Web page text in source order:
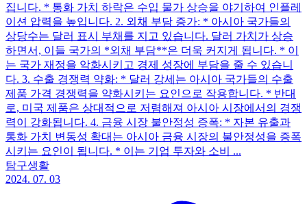
집니다. * 통화 가치 하락은 수입 물가 상승을 야기하여 인플레
이션 압력을 높입니다. 2. 외채 부담 증가: * 아시아 국가들의
상당수는 달러 표시 부채를 지고 있습니다. 달러 가치가 상승
하면서, 이들 국가의 *외채 부담**은 더욱 커지게 됩니다. * 이
는 국가 재정을 악화시키고 경제 성장에 부담을 줄 수 있습니
다. 3. 수출 경쟁력 약화: * 달러 강세는 아시아 국가들의 수출
제품 가격 경쟁력을 약화시키는 요인으로 작용합니다. * 반대
로, 미국 제품은 상대적으로 저렴해져 아시아 시장에서의 경쟁
력이 강화됩니다. 4. 금융 시장 불안정성 증폭: * 자본 유출과
통화 가치 변동성 확대는 아시아 금융 시장의 불안정성을 증폭
시키는 요인이 됩니다. * 이는 기업 투자와 소비 ...
탐구생활
2024. 07. 03